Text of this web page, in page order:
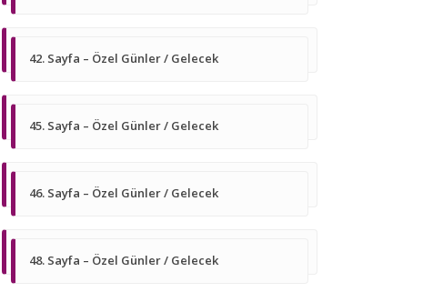
42. Sayfa – Özel Günler / Gelecek
45. Sayfa – Özel Günler / Gelecek
46. Sayfa – Özel Günler / Gelecek
48. Sayfa – Özel Günler / Gelecek